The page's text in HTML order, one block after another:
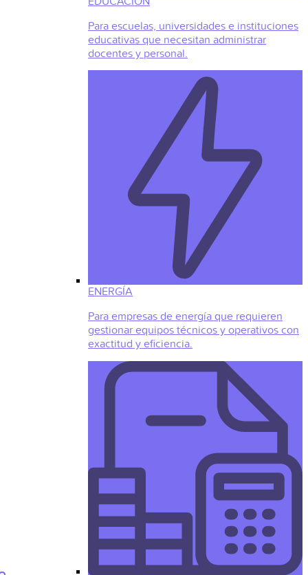
Para escuelas, universidades e instituciones
educativas que necesitan administrar
docentes y personal.
ENERGÍA
Para empresas de energía que requieren
gestionar equipos técnicos y operativos con
exactitud y eficiencia.